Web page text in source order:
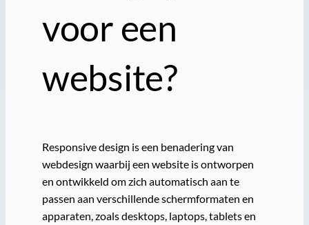
voor een
website?
Responsive design is een benadering van
webdesign waarbij een website is ontworpen
en ontwikkeld om zich automatisch aan te
passen aan verschillende schermformaten en
apparaten, zoals desktops, laptops, tablets en